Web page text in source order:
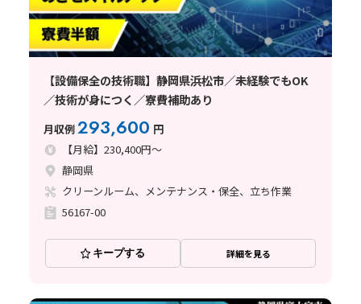
【設備保全の技術職】静岡県浜松市／未経験でもOK
／技術が身につく／寮費補助あり
月収例293,600 円
【月給】230,400円～
静岡県
クリーンルーム、メンテナンス・保全、立ち作業
56167-00
キープする 詳細を見る